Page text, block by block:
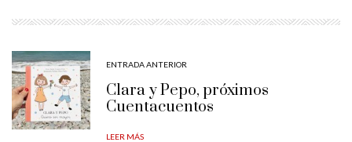
ENTRADA ANTERIOR
Clara y Pepo, próximos
Cuentacuentos
LEER MÁS